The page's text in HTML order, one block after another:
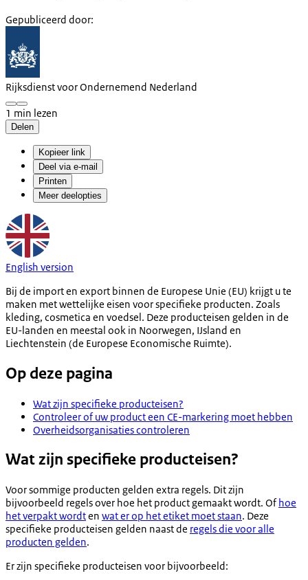
Gepubliceerd door:
Rijksdienst voor Ondernemend Nederland
1 min lezen
Delen
Kopieer link
Deel via e-mail
Printen
Meer deelopties
English version
Bij de import en export binnen de Europese Unie (EU) krijgt u te
maken met wettelijke eisen voor specifieke producten. Zoals
kleding, cosmetica en voedsel. Deze producteisen gelden in de
EU-landen en meestal ook in Noorwegen, IJsland en
Liechtenstein (de Europese Economische Ruimte).
Op deze pagina
Wat zijn specifieke producteisen?
Controleer of uw product een CE-markering moet hebben
Overheidsorganisaties controleren
Wat zijn specifieke producteisen?
Voor sommige producten gelden extra regels. Dit zijn
bijvoorbeeld regels over hoe het product gemaakt wordt. Of hoe
het verpakt wordten wat er op het etiket moet staan. Deze
specifieke producteisen gelden naast de regels die voor alle
producten gelden.
Er zijn specifieke producteisen voor bijvoorbeeld: